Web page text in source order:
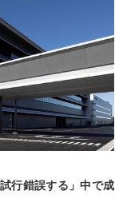
行錯誤する」中で成